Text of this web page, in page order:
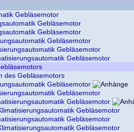
Gebläsemotor
Gebläsemotor
Gebläsemotor
Gebläsemotor
Gebläsemotor
Gebläsemotor
des Gebläsemotors
Gebläsemotor
Gebläsemotor
Gebläsemotor
Gebläsemotor
Gebläsemotor
Gebläsemotor